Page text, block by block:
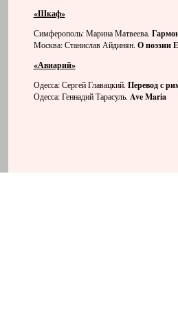
«Шкаф»
Симферополь: Марина Матвеева.
Москва: Станислав Айдинян. О поэзии
«Авиарий»
Одесса: Сергей Главацкий. Перевод с
Одесса: Геннадий Тарасуль. Ave Maria